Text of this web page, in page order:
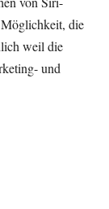
die
weil die
und